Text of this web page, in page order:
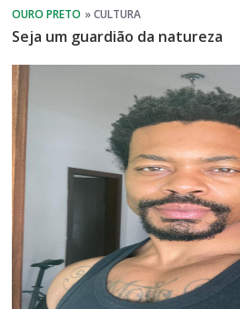
Seja um guardião da natureza